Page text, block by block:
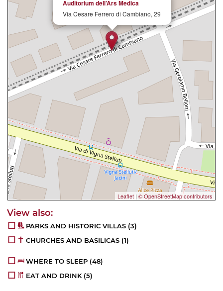
Auditorium dell’Ars Medica
Via Cesare Ferrero di Cambiano, 29
Leaflet | © OpenStreetMap contributors
PARKS AND HISTORIC VILLAS (3)
CHURCHES AND BASILICAS (1)
WHERE TO SLEEP (48)
EAT AND DRINK (5)